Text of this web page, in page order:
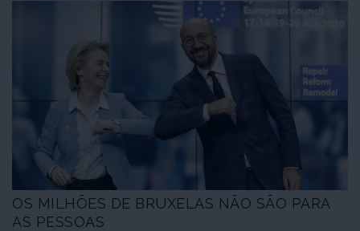
dos fluxos de riqueza entre Março e Agosto, cerca de
40%, coincidindo com a recessão económica decorrente
da pandemia de COVID-19 e as “medidas
estabilizadoras” dos mercados e de “ajuda” económica
decididas pelas autoridades norte-americanas – e
outras, como a Comissão Europeia. Operações como a
febril especulação nos mercados financeiros e
actividades desenvolvidas sob a capa de “filantropia”
estão na base dos níveis obscenos de riqueza dos 12
plutocratas, transformados em vedetas sociais pela
comunicação social corporativa.
OS MILHÕES DE BRUXELAS NÃO SÃO PARA
AS PESSOAS